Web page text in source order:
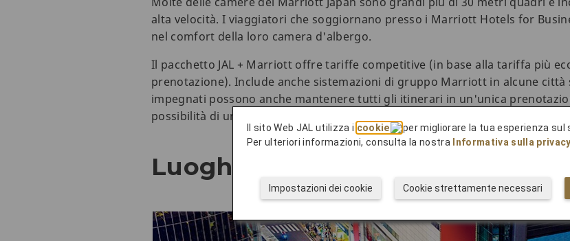
alta velocità. I viaggiatori che soggiornano presso i Marriott Hotels for
nel comfort della loro camera d'albergo.
Il pacchetto JAL + Marriott offre tariffe competitive (in base alla tariffa più
prenotazione). Include anche sistemazioni di gruppo Marriott in alcune città
impegnati possono anche mantenere tutti gli itinerari in un'unica
possibilità di un trasferimento privato, che offre maggiore comfort e
Luoghi consigliati per
Il sito Web JAL utilizza i cookie
per migliorare la tua esperienza sul
Per ulteriori informazioni, consulta la nostra
Informativa sulla privacy
Cookie strettamente necessari
Impostazioni dei cookie